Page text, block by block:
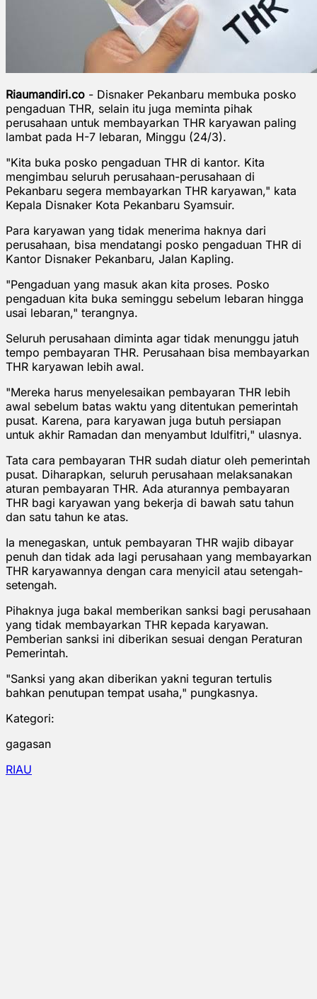
Riaumandiri.co - Disnaker Pekanbaru membuka posko
pengaduan THR, selain itu juga meminta pihak
perusahaan untuk membayarkan THR karyawan paling
lambat pada H-7 lebaran, Minggu (24/3).
"Kita buka posko pengaduan THR di kantor. Kita
mengimbau seluruh perusahaan-perusahaan di
Pekanbaru segera membayarkan THR karyawan," kata
Kepala Disnaker Kota Pekanbaru Syamsuir.
Para karyawan yang tidak menerima haknya dari
perusahaan, bisa mendatangi posko pengaduan THR di
Kantor Disnaker Pekanbaru, Jalan Kapling.
"Pengaduan yang masuk akan kita proses. Posko
pengaduan kita buka seminggu sebelum lebaran hingga
usai lebaran," terangnya.
Seluruh perusahaan diminta agar tidak menunggu jatuh
tempo pembayaran THR. Perusahaan bisa membayarkan
THR karyawan lebih awal.
"Mereka harus menyelesaikan pembayaran THR lebih
awal sebelum batas waktu yang ditentukan pemerintah
pusat. Karena, para karyawan juga butuh persiapan
untuk akhir Ramadan dan menyambut Idulfitri," ulasnya.
Tata cara pembayaran THR sudah diatur oleh pemerintah
pusat. Diharapkan, seluruh perusahaan melaksanakan
aturan pembayaran THR. Ada aturannya pembayaran
THR bagi karyawan yang bekerja di bawah satu tahun
dan satu tahun ke atas.
Ia menegaskan, untuk pembayaran THR wajib dibayar
penuh dan tidak ada lagi perusahaan yang membayarkan
THR karyawannya dengan cara menyicil atau setengah-
setengah.
Pihaknya juga bakal memberikan sanksi bagi perusahaan
yang tidak membayarkan THR kepada karyawan.
Pemberian sanksi ini diberikan sesuai dengan Peraturan
Pemerintah.
"Sanksi yang akan diberikan yakni teguran tertulis
bahkan penutupan tempat usaha," pungkasnya.
Kategori:
gagasan
RIAU